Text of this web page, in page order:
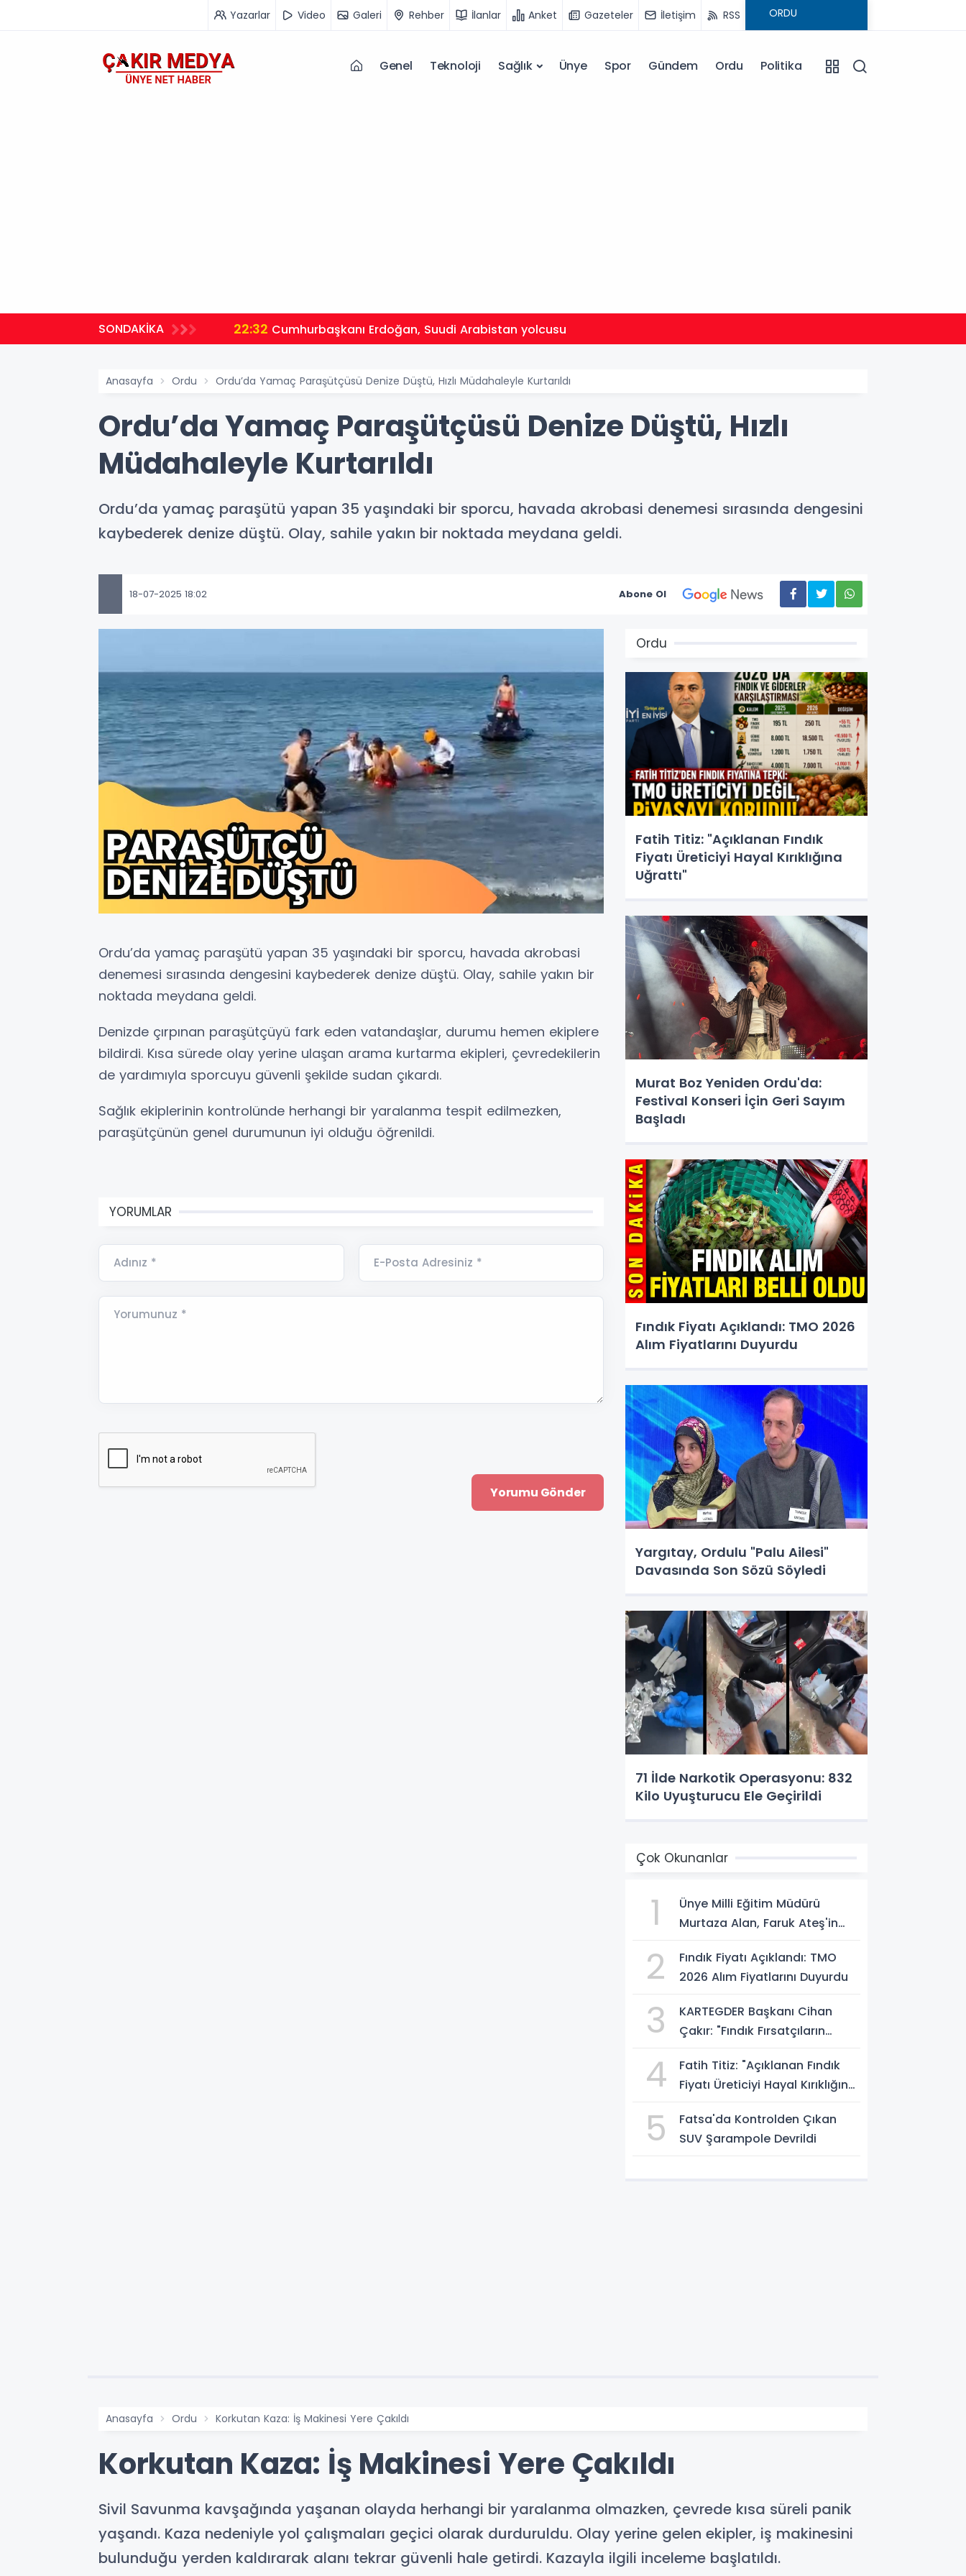
Yazarlar Video Galeri Rehber İlanlar Anket Gazeteler İletişim RSS
Genel Teknoloji Sağlık Ünye Spor Gündem Ordu Politika
SONDAKİKA 22:32 Cumhurbaşkanı Erdoğan, Suudi Arabistan yolcusu
Anasayfa Ordu Ordu’da Yamaç Paraşütçüsü Denize Düştü, Hızlı Müdahaleyle Kurtarıldı
Ordu’da Yamaç Paraşütçüsü Denize Düştü, Hızlı
Müdahaleyle Kurtarıldı
Ordu’da yamaç paraşütü yapan 35 yaşındaki bir sporcu, havada akrobasi denemesi sırasında dengesini
kaybederek denize düştü. Olay, sahile yakın bir noktada meydana geldi.
18-07-2025 18:02 Abone Ol
Ordu’da yamaç paraşütü yapan 35 yaşındaki bir sporcu, havada akrobasi
denemesi sırasında dengesini kaybederek denize düştü. Olay, sahile yakın bir
noktada meydana geldi.
Denizde çırpınan paraşütçüyü fark eden vatandaşlar, durumu hemen ekiplere
bildirdi. Kısa sürede olay yerine ulaşan arama kurtarma ekipleri, çevredekilerin
de yardımıyla sporcuyu güvenli şekilde sudan çıkardı.
Sağlık ekiplerinin kontrolünde herhangi bir yaralanma tespit edilmezken,
paraşütçünün genel durumunun iyi olduğu öğrenildi.
YORUMLAR
Adınız * E-Posta Adresiniz *
Yorumunuz *
Ordu
Fatih Titiz: "Açıklanan Fındık
Fiyatı Üreticiyi Hayal Kırıklığına
Uğrattı"
Murat Boz Yeniden Ordu'da:
Festival Konseri İçin Geri Sayım
Başladı
Fındık Fiyatı Açıklandı: TMO 2026
Alım Fiyatlarını Duyurdu
Yargıtay, Ordulu "Palu Ailesi"
Davasında Son Sözü Söyledi
71 İlde Narkotik Operasyonu: 832
Kilo Uyuşturucu Ele Geçirildi
Çok Okunanlar
1
Ünye Milli Eğitim Müdürü
Murtaza Alan, Faruk Ateş'in
2
Fındık Fiyatı Açıklandı: TMO
2026 Alım Fiyatlarını Duyurdu
3
KARTEGDER Başkanı Cihan
Çakır: "Fındık Fırsatçıların
4
Fatih Titiz: "Açıklanan Fındık
Fiyatı Üreticiyi Hayal Kırıklığına
5
Fatsa'da Kontrolden Çıkan
SUV Şarampole Devrildi
Anasayfa Ordu Korkutan Kaza: İş Makinesi Yere Çakıldı
Korkutan Kaza: İş Makinesi Yere Çakıldı
Sivil Savunma kavşağında yaşanan olayda herhangi bir yaralanma olmazken, çevrede kısa süreli panik
yaşandı. Kaza nedeniyle yol çalışmaları geçici olarak durduruldu. Olay yerine gelen ekipler, iş makinesini
bulunduğu yerden kaldırarak alanı tekrar güvenli hale getirdi. Kazayla ilgili inceleme başlatıldı.